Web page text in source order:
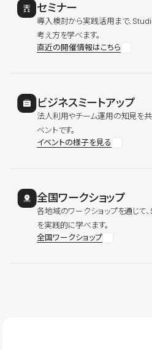
セミナー
導入検討から実践活用まで、
考え方を学べます。
直近の開催情報はこちら
ビジネスミートアップ
法人利用やチーム運用の知見を
ベントです。
イベントの様子を見る
全国ワークショップ
各地域のワークショップを通じて
を実践的に学べます。
全国ワークショップ